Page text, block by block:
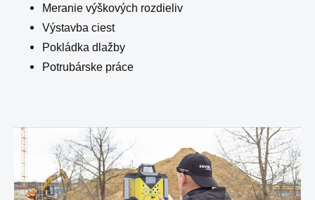
Meranie výškových rozdieliv
Výstavba ciest
Pokládka dlažby
Potrubárske práce